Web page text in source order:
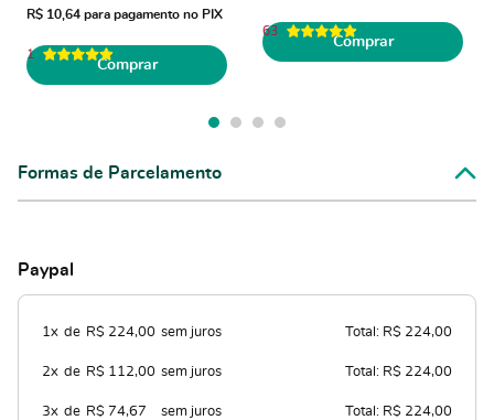
1
R$ 10,64 para pagamento no PIX
Comprar
63
Comprar
Formas de Parcelamento
Paypal
1x de R$ 224,00 sem juros Total: R$ 224,00
2x de R$ 112,00 sem juros Total: R$ 224,00
3x de R$ 74,67 sem juros Total: R$ 224,00